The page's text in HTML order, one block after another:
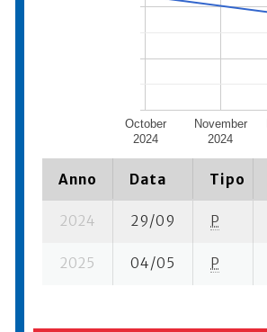
October
2024
November
2024
Anno Data Tipo
2024 29/09 P
2025 04/05 P